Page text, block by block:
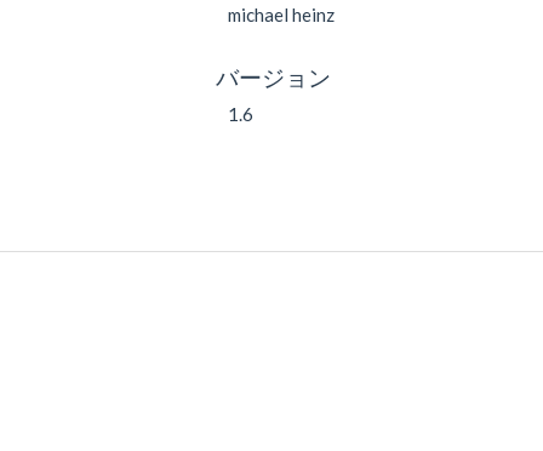
michael heinz
バージョン
1.6